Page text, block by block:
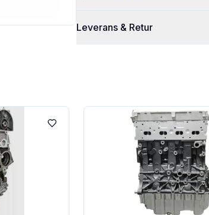
Leverans & Retur
Lägg till i favoriter